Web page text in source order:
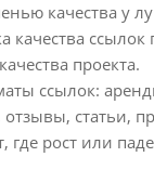
качества у
качества
проекта.
ссылок:
статьи,
где рост или